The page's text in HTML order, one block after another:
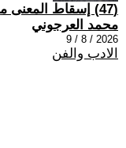
(47) إسقاط المعنى من إشباع النفس والمُنى
محمد العرجوني
2026 / 8 / 9
الادب والفن